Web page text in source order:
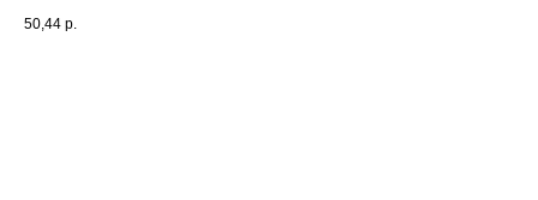
50,44 р.